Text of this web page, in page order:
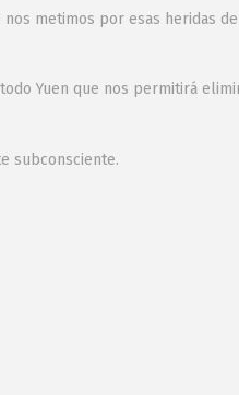
metimos por esas heridas
Yuen que nos permitirá
subconsciente.